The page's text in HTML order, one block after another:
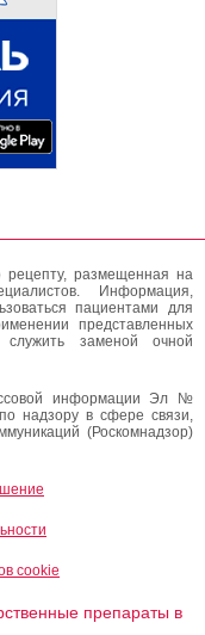
размещенная на
Информация,
пациентами для
представленных
заменой очной
информации Эл №
надзору в сфере связи,
(Роскомнадзор)
cookie
препараты в